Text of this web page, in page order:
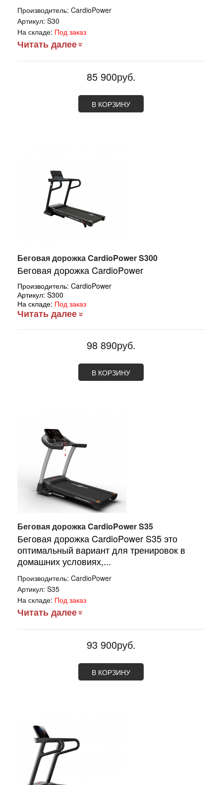
Производитель: CardioPower
Артикул: S30
На складе: Под заказ
Читать далее
85 900руб.
В КОРЗИНУ
Беговая дорожка CardioPower S300
Беговая дорожкаCardioPower
Производитель: CardioPower
Артикул: S300
На складе: Под заказ
Читать далее
98 890руб.
В КОРЗИНУ
Беговая дорожка CardioPower S35
Беговая дорожка CardioPower S35 это
оптимальный вариант для тренировок в
домашних условиях,...
Производитель: CardioPower
Артикул: S35
На складе: Под заказ
Читать далее
93 900руб.
В КОРЗИНУ